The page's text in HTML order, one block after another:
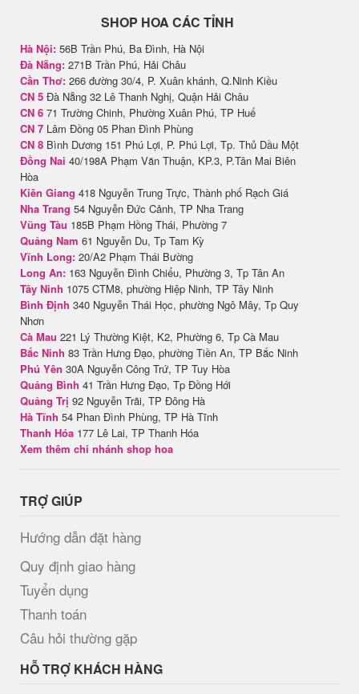
SHOP HOA CÁC TỈNH
Hà Nội: 56B Trần Phú, Ba Đình, Hà Nội
Đà Nẵng: 271B Trần Phú, Hải Châu
Cần Thơ: 266 đường 30/4, P. Xuân khánh, Q.Ninh Kiều
CN 5 Đà Nẵng 32 Lê Thanh Nghị, Quận Hải Châu
CN 6 71 Trường Chinh, Phường Xuân Phú, TP Huế
CN 7 Lâm Đồng 05 Phan Đình Phùng
CN 8 Bình Dương 151 Phú Lợi, P. Phú Lợi, Tp. Thủ Dầu Một
Đồng Nai 40/198A Phạm Văn Thuận, KP.3, P.Tân Mai Biên
Hòa
Kiên Giang 418 Nguyễn Trung Trực, Thành phố Rạch Giá
Nha Trang 54 Nguyễn Đức Cảnh, TP Nha Trang
Vũng Tàu 185B Phạm Hồng Thái, Phường 7
Quảng Nam 61 Nguyễn Du, Tp Tam Kỳ
Vĩnh Long: 20/A2 Phạm Thái Bường
Long An: 163 Nguyễn Đình Chiểu, Phường 3, Tp Tân An
Tây Ninh 1075 CTM8, phường Hiệp Ninh, TP Tây Ninh
Bình Định 340 Nguyễn Thái Học, phường Ngô Mây, Tp Quy
Nhơn
Cà Mau 221 Lý Thường Kiệt, K2, Phường 6, Tp Cà Mau
Bắc Ninh 83 Trần Hưng Đạo, phường Tiền An, TP Bắc Ninh
Phú Yên 30A Nguyễn Công Trứ, TP Tuy Hòa
Quảng Bình 41 Trần Hưng Đạo, Tp Đồng Hới
Quảng Trị 92 Nguyễn Trãi, TP Đông Hà
Hà Tĩnh 54 Phan Đình Phùng, TP Hà Tĩnh
Thanh Hóa 177 Lê Lai, TP Thanh Hóa
Xem thêm chi nhánh shop hoa
TRỢ GIÚP
Hướng dẫn đặt hàng
Quy định giao hàng
Tuyển dụng
Thanh toán
Câu hỏi thường gặp
HỖ TRỢ KHÁCH HÀNG